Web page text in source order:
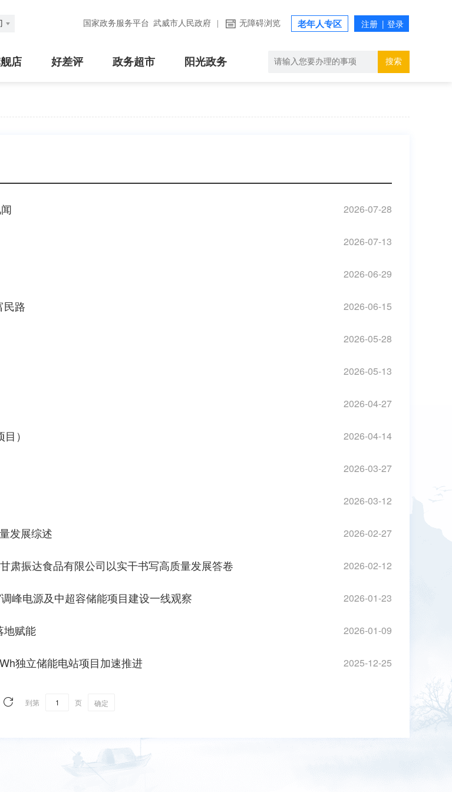
国家政务服务平台 武威市人民政府 无障碍浏览 老年人专区
店 好差评 政务超市 阳光政务 搜索
2026-07-28
2026-07-13
2026-06-29
民路 2026-06-15
2026-05-28
2026-05-13
2026-04-27
） 2026-04-14
2026-03-27
2026-03-12
发展综述 2026-02-27
肃振达食品有限公司以实干书写高质量发展答卷 2026-02-12
峰电源及中超容储能项目建设一线观察 2026-01-23
地赋能 2026-01-09
独立储能电站项目加速推进 2025-12-25
到第 页 确定